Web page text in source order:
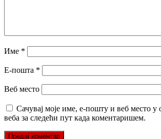
Име *
Е-пошта *
Веб место
Сачувај моје име, е-пошту и веб место у
веба за следећи пут када коментаришем.